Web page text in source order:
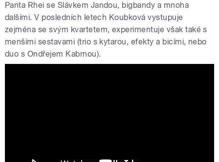
Panta Rhei se Slávkem Jandou, bigbandy a mnoha
dalšími. V posledních letech Koubková vystupuje
zejména se svým kvartetem, experimentuje však také s
menšími sestavami (trio s kytarou, efekty a bicími, nebo
duo s Ondřejem Kabrnou).